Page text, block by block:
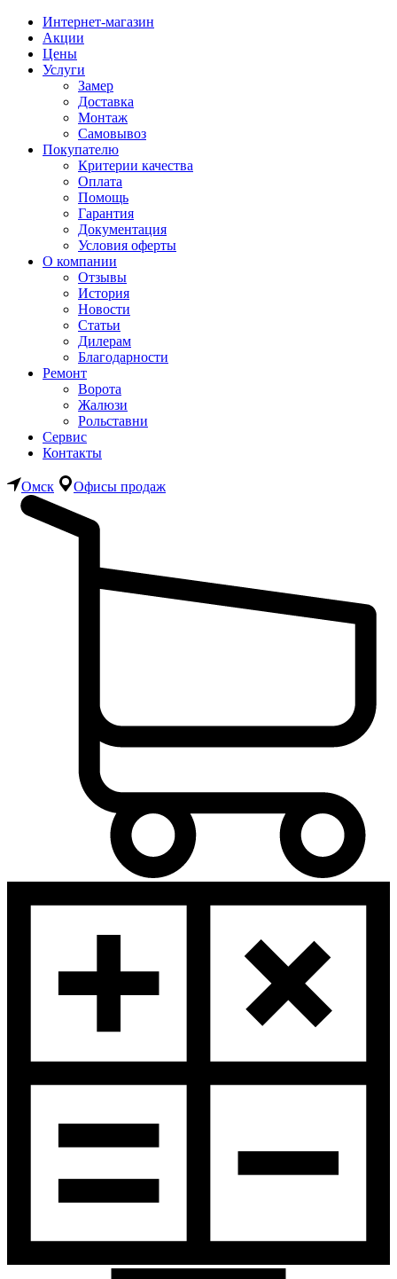
Интернет-магазин
Акции
Цены
Услуги
Замер
Доставка
Монтаж
Самовывоз
Покупателю
Критерии качества
Оплата
Помощь
Гарантия
Документация
Условия оферты
О компании
Отзывы
История
Новости
Статьи
Дилерам
Благодарности
Ремонт
Ворота
Жалюзи
Рольставни
Сервис
Контакты
Омск Офисы продаж